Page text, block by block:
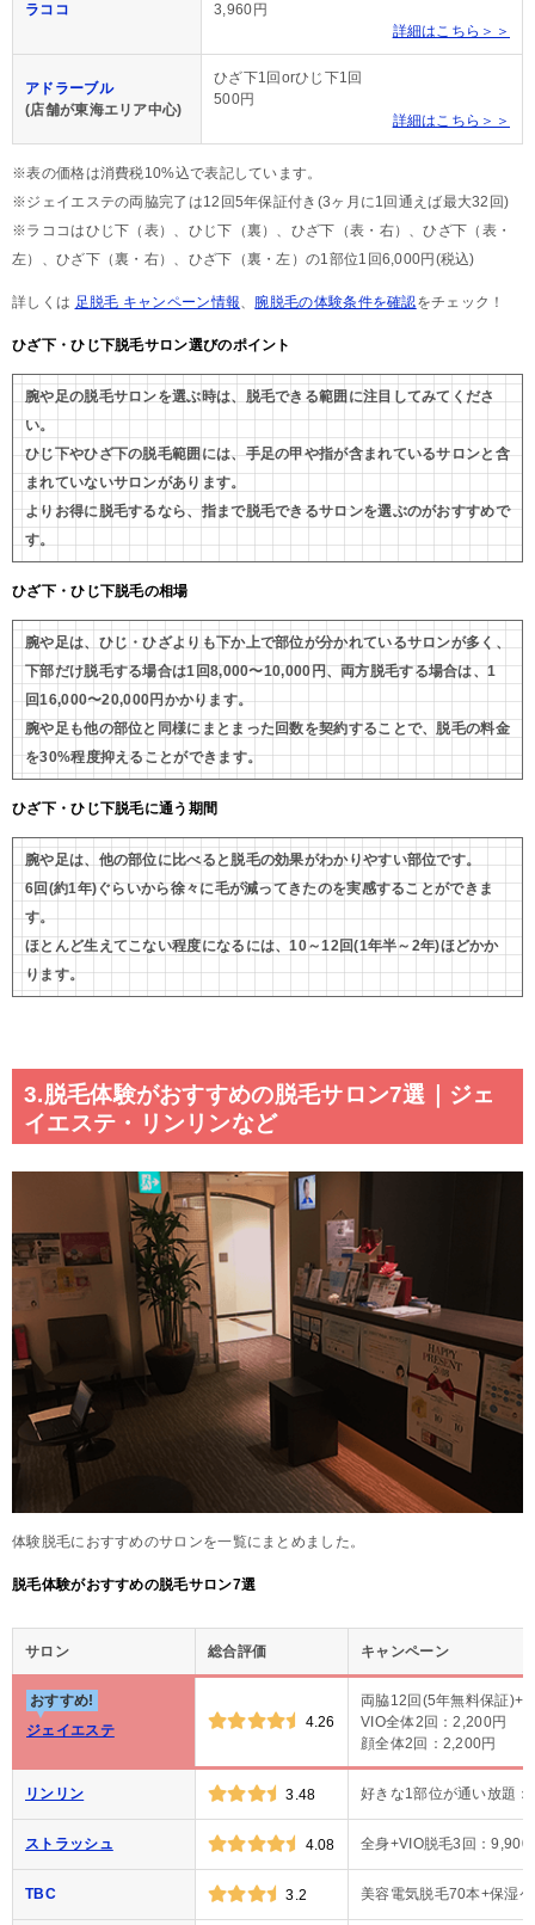
ラココ
3,960円
詳細はこちら＞＞
アドラーブル
(店舗が東海エリア中心)
ひざ下1回orひじ下1回
500円
詳細はこちら＞＞
※表の価格は消費税10%込で表記しています。
※ジェイエステの両脇完了は12回5年保証付き(3ヶ月に1回通えば最大32回)
※ラココはひじ下（表）、ひじ下（裏）、ひざ下（表・右）、ひざ下（表・
左）、ひざ下（裏・右）、ひざ下（裏・左）の1部位1回6,000円(税込)
詳しくは 足脱毛 キャンペーン情報、 腕脱毛の体験条件を確認をチェック！
ひざ下・ひじ下脱毛サロン選びのポイント
腕や足の脱毛サロンを選ぶ時は、脱毛できる範囲に注目してみてくださ
い。
ひじ下やひざ下の脱毛範囲には、手足の甲や指が含まれているサロンと含
まれていないサロンがあります。
よりお得に脱毛するなら、指まで脱毛できるサロンを選ぶのがおすすめで
す。
ひざ下・ひじ下脱毛の相場
腕や足は、ひじ・ひざよりも下か上で部位が分かれているサロンが多く、
下部だけ脱毛する場合は1回8,000〜10,000円、両方脱毛する場合は、1
回16,000〜20,000円かかります。
腕や足も他の部位と同様にまとまった回数を契約することで、脱毛の料金
を30%程度抑えることができます。
ひざ下・ひじ下脱毛に通う期間
腕や足は、他の部位に比べると脱毛の効果がわかりやすい部位です。
6回(約1年)ぐらいから徐々に毛が減ってきたのを実感することができま
す。
ほとんど生えてこない程度になるには、10～12回(1年半～2年)ほどかか
ります。
3.脱毛体験がおすすめの脱毛サロン7選｜ジェ
イエステ・リンリンなど
体験脱毛におすすめのサロンを一覧にまとめました。
脱毛体験がおすすめの脱毛サロン7選
サロン 総合評価 キャンペーン
おすすめ!
ジェイエステ
4.26
両脇12回(5年無料保証)+
VIO全体2回：2,200円
顔全体2回：2,200円
リンリン 3.48 好きな1部位が通い放題
ストラッシュ 4.08 全身+VIO脱毛3回：9,900
TBC 3.2 美容電気脱毛70本+保湿